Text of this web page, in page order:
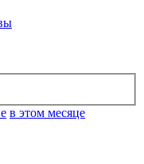
в этом месяце